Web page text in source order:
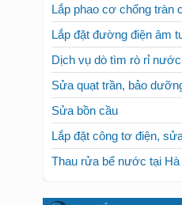
Lắp phao cơ chống tràn
Lắp đặt đường điện âm
Dịch vụ dò tìm rò rỉ nước
Sửa quạt trần, bảo
Sửa bồn cầu
Lắp đặt công tơ điện,
Thau rửa bể nước tại Hà